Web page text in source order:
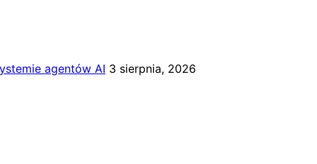
agentów AI 3 sierpnia, 2026